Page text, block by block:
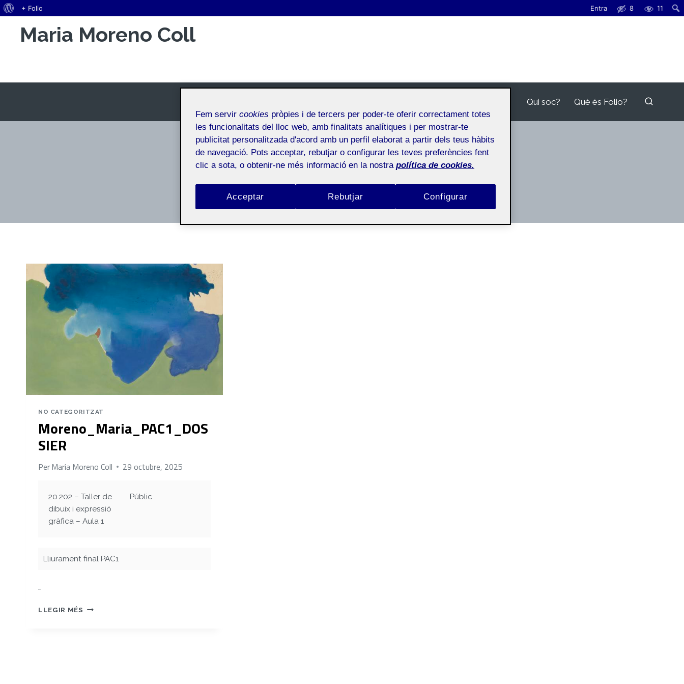
Quant
WordPress
+ Folio Entra 8 11
Maria Moreno Coll
Qui soc? Què és Folio?
Lliurament final PAC1
Inici / Lliurament final PAC1
Lliurament final PAC1
NO CATEGORITZAT
Moreno_Maria_PAC1_DOS
SIER
PerMaria Moreno Coll 29 octubre, 2025
20.202 – Taller de
dibuix i expressió
gràfica – Aula 1
Públic
Lliurament final PAC1
…
LLEGIR MÉS MORENO_MARIA_PAC1_DOSSIER
Fem servir cookies pròpies i de tercers per poder-te oferir correctament totes
les funcionalitats del lloc web, amb finalitats analítiques i per mostrar-te
publicitat personalitzada d'acord amb un perfil elaborat a partir dels teus hàbits
de navegació. Pots acceptar, rebutjar o configurar les teves preferències fent
clic a sota, o obtenir-ne més informació en la nostra política de cookies.
Rebutjar
Acceptar Configurar